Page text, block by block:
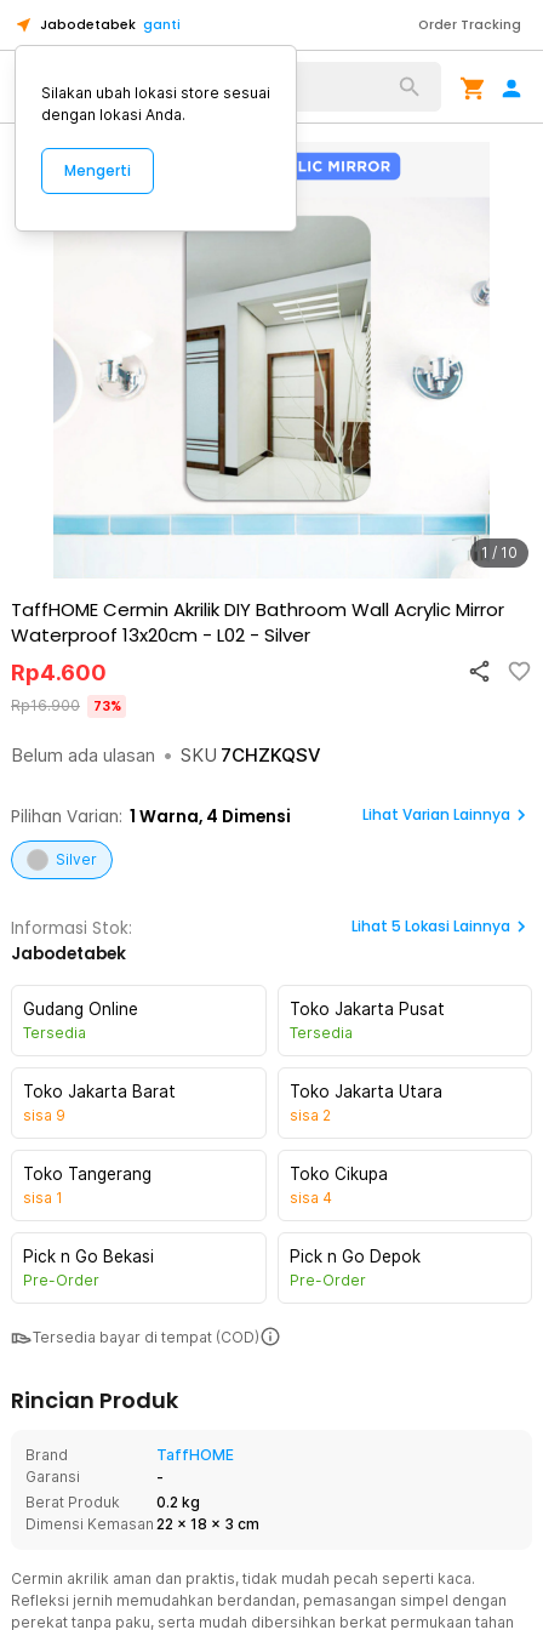
Jabodetabek ganti Order Tracking
Alat Kopi
1 / 10
TaffHOME Cermin Akrilik DIY Bathroom Wall Acrylic Mirror
Waterproof 13x20cm - L02 - Silver
Belum ada ulasan • SKU 7CHZKQSV
Rp4.600
Rp16.900 73%
Pilihan Varian: 1 Warna, 4 Dimensi Lihat Varian Lainnya
Silver
Informasi Stok:
Jabodetabek
Lihat 5 Lokasi Lainnya
Gudang Online
Tersedia
Toko Jakarta Pusat
Tersedia
Toko Jakarta Barat
sisa 9
Toko Jakarta Utara
sisa 2
Toko Tangerang
sisa 1
Toko Cikupa
sisa 4
Pick n Go Bekasi
Pre-Order
Pick n Go Depok
Pre-Order
Tersedia bayar di tempat (COD)
Rincian Produk
Brand
TaffHOME
Garansi
-
Berat Produk
0.2 kg
Dimensi Kemasan 22 x 18 x 3 cm
Cermin akrilik aman dan praktis, tidak mudah pecah seperti kaca.
Refleksi jernih memudahkan berdandan, pemasangan simpel dengan
perekat tanpa paku, serta mudah dibersihkan berkat permukaan tahan
Silakan ubah lokasi store sesuai
dengan lokasi Anda.
Mengerti